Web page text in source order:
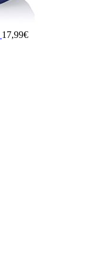
17,99€